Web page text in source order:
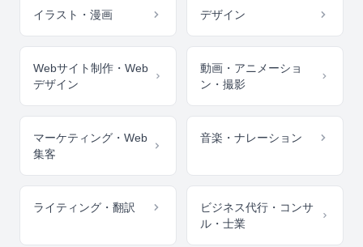
イラスト・漫画 デザイン
Webサイト制作・Web
デザイン
動画・アニメーショ
ン・撮影
マーケティング・Web
集客
音楽・ナレーション
ライティング・翻訳
ビジネス代行・コンサ
ル・士業